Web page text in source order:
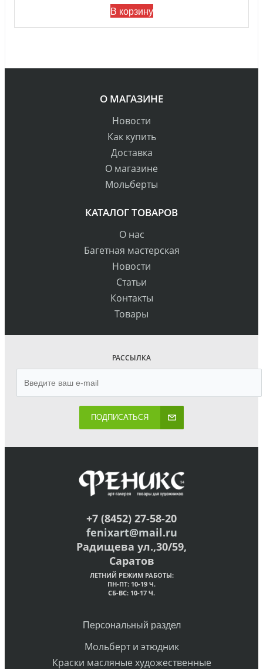
В корзину
О МАГАЗИНЕ
Новости
Как купить
Доставка
О магазине
Мольберты
КАТАЛОГ ТОВАРОВ
О нас
Багетная мастерская
Новости
Статьи
Контакты
Товары
РАССЫЛКА
ПОДПИСАТЬСЯ
+7 (8452) 27-58-20
fenixart@mail.ru
Радищева ул.,30/59,
Саратов
ЛЕТНИЙ РЕЖИМ РАБОТЫ:
ПН-ПТ: 10-19 Ч.
СБ-ВС: 10-17 Ч.
Персональный раздел
Мольберт и этюдник
Краски масляные художественные